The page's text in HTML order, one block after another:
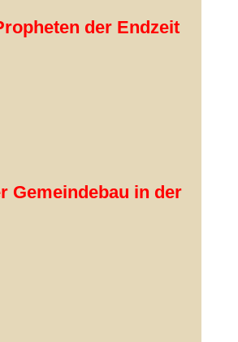
der Endzeit
Gemeindebau in der